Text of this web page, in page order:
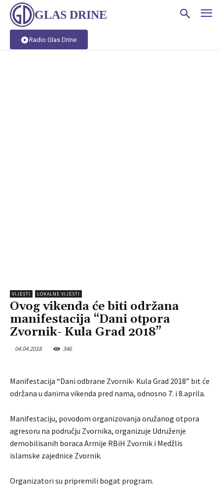
GLAS DRINE
Radio Glas Drine
VIJESTI LOKALNE VIJESTI
Ovog vikenda će biti održana
manifestacija “Dani otpora
Zvornik- Kula Grad 2018”
04.04.2018 346
Manifestacija “Dani odbrane Zvornik- Kula Grad 2018” bit će
održana u danima vikenda pred nama, odnosno 7. i 8.aprila.
Manifestaciju, povodom organizovanja oružanog otpora
agresoru na području Zvornika, organizuje Udruženje
demobilisanih boraca Armije RBiH Zvornik i Medžlis
islamske zajednice Zvornik.
Organizatori su pripremili bogat program.